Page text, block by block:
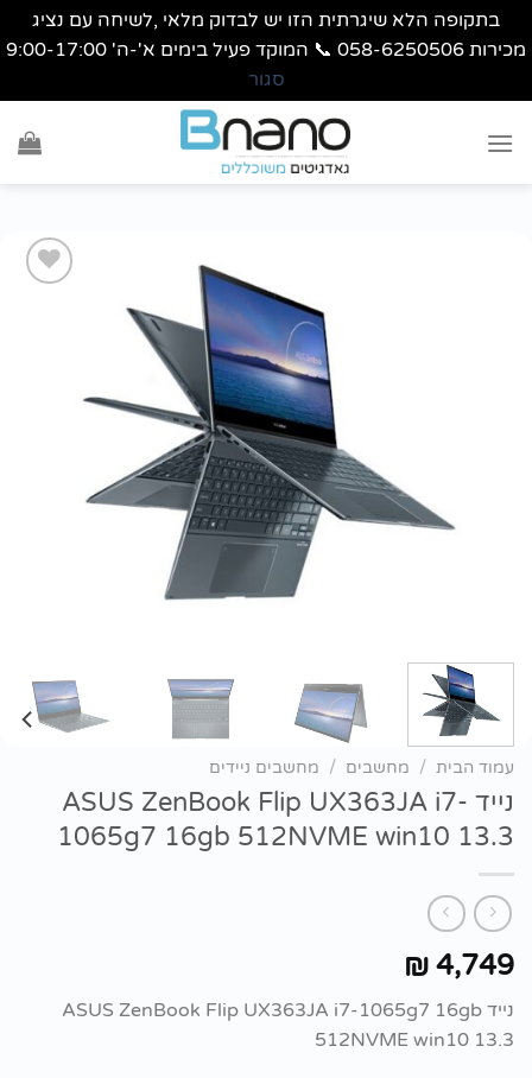
בתקופה הלא שיגרתית הזו יש לבדוק מלאי ,לשיחה עם נציג
📞 המוקד פעיל בימים א'-ה' 9:00-17:00
סגור
עמוד הבית / מחשבים / מחשבים ניידים
נייד ASUS ZenBook Flip UX363JA i7-
1065g7 16gb 512NVME win10 13.3
₪4,749
נייד ASUS ZenBook Flip UX363JA i7-1065g7 16gb
512NVME win10 13.3